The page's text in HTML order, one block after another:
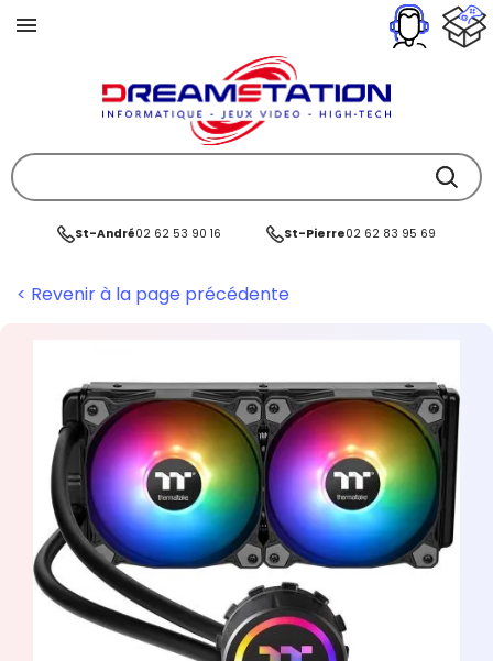
St-André02 62 53 90 16 St-Pierre02 62 83 95 69
< Revenir à la page précédente